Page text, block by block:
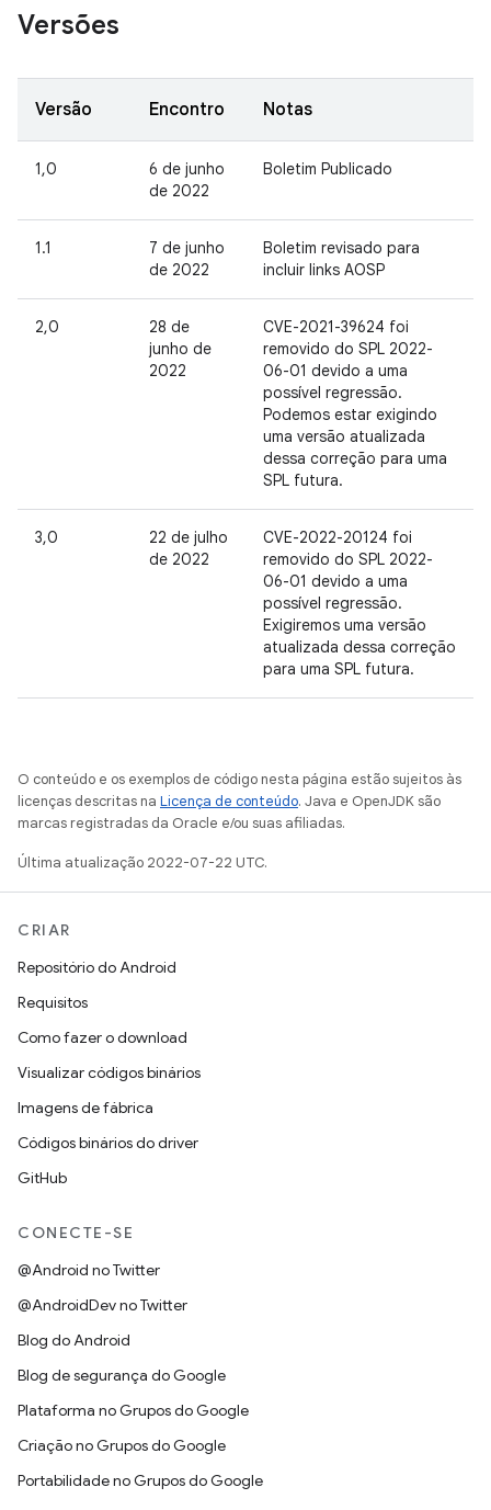
Versões
Versão Encontro Notas
1,0
6 de junho
de 2022
Boletim Publicado
1.1
7 de junho
de 2022
Boletim revisado para
incluir links AOSP
2,0
28 de
junho de
2022
CVE-2021-39624 foi
removido do SPL 2022-
06-01 devido a uma
possível regressão.
Podemos estar exigindo
uma versão atualizada
dessa correção para uma
SPL futura.
3,0
22 de julho
de 2022
CVE-2022-20124 foi
removido do SPL 2022-
06-01 devido a uma
possível regressão.
Exigiremos uma versão
atualizada dessa correção
para uma SPL futura.
O conteúdo e os exemplos de código nesta página estão sujeitos às
licenças descritas na Licença de conteúdo. Java e OpenJDK são
marcas registradas da Oracle e/ou suas afiliadas.
Última atualização 2022-07-22 UTC.
CRIAR
Repositório do Android
Requisitos
Como fazer o download
Visualizar códigos binários
Imagens de fábrica
Códigos binários do driver
GitHub
CONECTE-SE
@Android no Twitter
@AndroidDev no Twitter
Blog do Android
Blog de segurança do Google
Plataforma no Grupos do Google
Criação no Grupos do Google
Portabilidade no Grupos do Google